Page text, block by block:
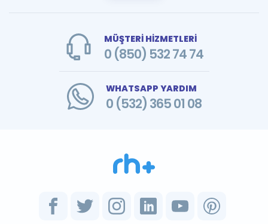
MÜŞTERİ HİZMETLERİ
0 (850) 532 74 74
WHATSAPP YARDIM
0 (532) 365 01 08